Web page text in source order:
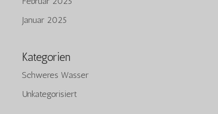
Januar 2025
Kategorien
Schweres Wasser
Unkategorisiert